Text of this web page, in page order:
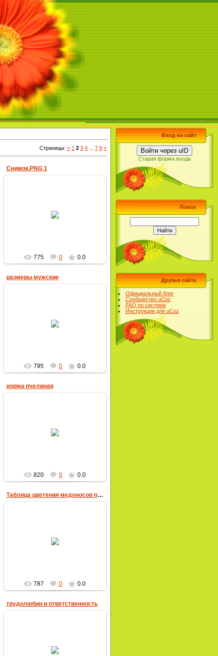
Страницы: « 1 2 3 4 7 8 »
Снимок.PNG 1
775 0 0.0
размеры мужские
795 0 0.0
норма пчелиная
820 0 0.0
Таблица цветения медоносов по срокам
787 0 0.0
трудолюбин и ответственность
Вход на сайт
Войти через uID
Старая форма входа
Поиск
Друзья сайта
Официальный блог
Сообщество uCoz
FAQ по системе
Инструкции для uCoz